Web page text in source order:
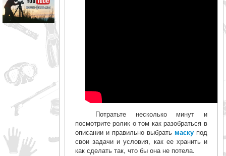
Потратьте несколько минут и
посмотрите ролик о том как разобраться в
описании и правильно выбрать маскупод
свои задачи и условия, как ее хранить и
как сделать так, что бы она не потела.